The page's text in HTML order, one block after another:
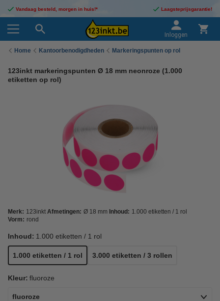
Vandaag besteld, morgen in huis!* Laagsteprijsgarantie!
Inloggen
Home Kantoorbenodigdheden Markeringspunten op rol
123inkt markeringspunten Ø 18 mm neonroze (1.000
etiketten op rol)
Merk: 123inkt Afmetingen: Ø 18 mm Inhoud: 1.000 etiketten / 1 rol
Vorm: rond
Inhoud: 1.000 etiketten / 1 rol
1.000 etiketten / 1 rol 3.000 etiketten / 3 rollen
Kleur: fluoroze
fluoroze